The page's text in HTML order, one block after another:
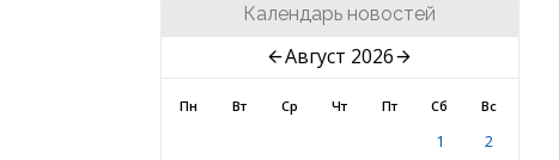
Календарь новостей
Август 2026
Пн Вт Ср Чт Пт Сб Вс
1
2